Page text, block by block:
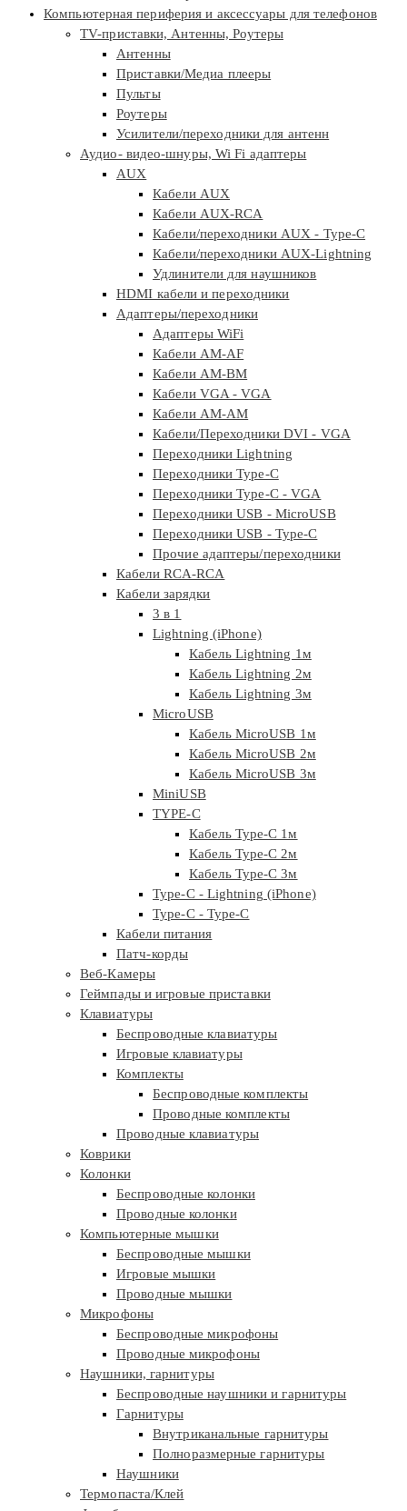
Компьютерная периферия и аксессуары для телефонов
TV-приставки, Антенны, Роутеры
Антенны
Приставки/Медиа плееры
Пульты
Роутеры
Усилители/переходники для антенн
Аудио- видео-шнуры, Wi Fi адаптеры
AUX
Кабели AUX
Кабели AUX-RCA
Кабели/переходники AUX - Type-C
Кабели/переходники AUX-Lightning
Удлинители для наушников
HDMI кабели и переходники
Адаптеры/переходники
Адаптеры WiFi
Кабели AM-AF
Кабели AM-BM
Кабели VGA - VGA
Кабели АМ-АМ
Кабели/Переходники DVI - VGA
Переходники Lightning
Переходники Type-C
Переходники Type-C - VGA
Переходники USB - MicroUSB
Переходники USB - Type-C
Прочие адаптеры/переходники
Кабели RCA-RCA
Кабели зарядки
3 в 1
Lightning (iPhone)
Кабель Lightning 1м
Кабель Lightning 2м
Кабель Lightning 3м
MicroUSB
Кабель MicroUSB 1м
Кабель MicroUSB 2м
Кабель MicroUSB 3м
MiniUSB
TYPE-C
Кабель Type-C 1м
Кабель Type-C 2м
Кабель Type-C 3м
Type-C - Lightning (iPhone)
Type-C - Type-C
Кабели питания
Патч-корды
Веб-Камеры
Геймпады и игровые приставки
Клавиатуры
Беспроводные клавиатуры
Игровые клавиатуры
Комплекты
Беспроводные комплекты
Проводные комплекты
Проводные клавиатуры
Коврики
Колонки
Беспроводные колонки
Проводные колонки
Компьютерные мышки
Беспроводные мышки
Игровые мышки
Проводные мышки
Микрофоны
Беспроводные микрофоны
Проводные микрофоны
Наушники, гарнитуры
Беспроводные наушники и гарнитуры
Гарнитуры
Внутриканальные гарнитуры
Полноразмерные гарнитуры
Наушники
Термопаста/Клей